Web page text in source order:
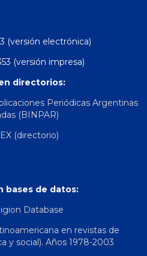
(versión electrónica)
(versión impresa)
directorios:
Periódicas Argentinas
(BINPAR)
(directorio)
bases de datos:
Database
en revistas de
y social). Años 1978-2003